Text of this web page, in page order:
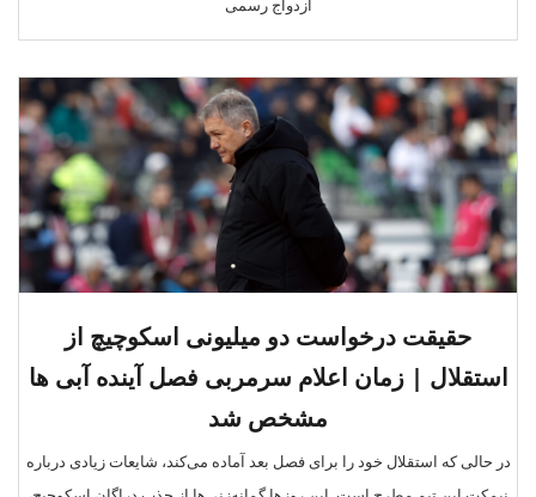
ازدواج رسمی
حقیقت درخواست دو میلیونی اسکوچیچ از
استقلال | زمان اعلام سرمربی فصل آینده آبی ها
مشخص شد
در حالی که استقلال خود را برای فصل بعد آماده می‌کند، شایعات زیادی درباره